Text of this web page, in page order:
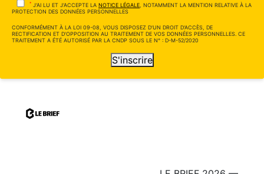
* J'AI LU ET J'ACCEPTE LA NOTICE LÉGALE , NOTAMMENT LA MENTION RELATIVE À LA
PROTECTION DES DONNÉES PERSONNELLES
CONFORMÉMENT À LA LOI 09-08, VOUS DISPOSEZ D'UN DROIT D'ACCÈS, DE
RECTIFICATION ET D'OPPOSITION AU TRAITEMENT DE VOS DONNÉES PERSONNELLES. CE
TRAITEMENT A ÉTÉ AUTORISÉ PAR LA CNDP SOUS LE N° : D-M-52/2020
S'inscrire